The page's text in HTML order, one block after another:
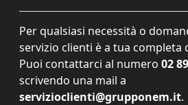
Per qualsiasi necessità o
servizio clienti è a tua completa
Puoi contattarci al numero 02
scrivendo una mail a
servizioclienti@grupponem.it.